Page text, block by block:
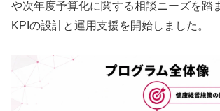
や次年度予算化に関する相談ニーズを踏
KPIの設計と運用支援を開始しました。